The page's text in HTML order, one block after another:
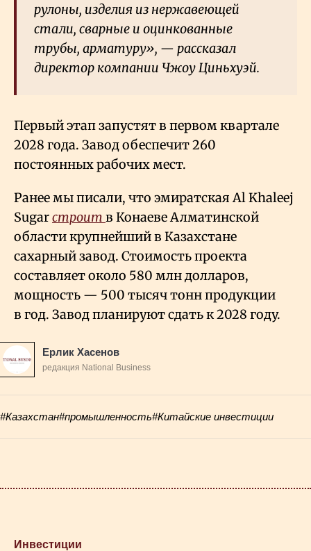
рулоны, изделия из нержавеющей
стали, сварные и оцинкованные
трубы, арматуру», — рассказал
директор компании Чжоу Циньхуэй.
Первый этап запустят в первом квартале
2028 года. Завод обеспечит 260
постоянных рабочих мест.
Ранее мы писали, что эмиратская Al Khaleej
Sugarстроит в Конаеве Алматинской
области крупнейший в Казахстане
сахарный завод. Стоимость проекта
составляет около 580 млн долларов,
мощность — 500 тысяч тонн продукции
в год. Завод планируют сдать к 2028 году.
Ерлик Хасенов
редакция National Business
#Казахстан#промышленность#Китайские инвестиции
Инвестиции